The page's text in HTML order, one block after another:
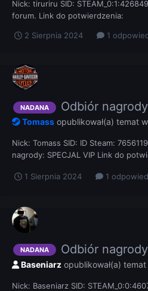
Nick: tiruriru SID:
forum. Link do potwierdzenia:
2 Sierpnia 2024 1
NADANA Odbiór
Tomass opublikował(a) temat w
Nick: Tomass SID: ID Steam:
nagrody: SPECJAL VIP Link do
.:volv:. LokalnyPret Tomass
1 Sierpnia 2024 1
NADANA Odbiór
Baseniarz opublikował(a)
Nick: Baseniarz SID: